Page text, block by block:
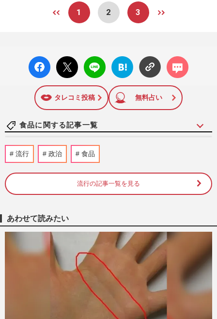
1 2 3
facebo
ok い
X ポス
ト
LINE
はてな
ブック
に追加
コメン
ト
タレコミ投稿 無料占い
食品に関する記事一覧
《たくあん18枚で埋める丼が話題》ドン・
キホーテの珍弁当『偏愛めし』担当者が明
週刊女性PRIME 2026/7/24
始で「カードだけはやめて」懸念されるポ
ケカ転売・大量廃棄の“悪…
週刊女性PRIME
カルビー白黒パッケージが漫画家・一葵さ
やかのアレンジで大バズ！本人に聞いた反
響とカルビーの回答
週刊女性PRIME
流行 政治 食品
流行の記事一覧を見る
あわせて読みたい